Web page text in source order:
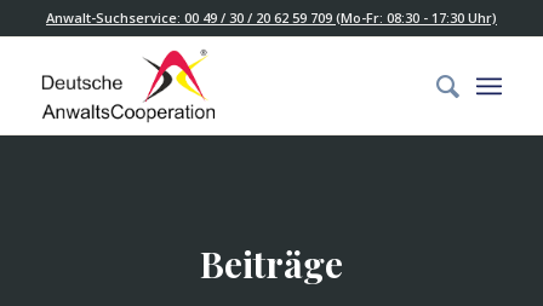
Anwalt-Suchservice: 00 49 / 30 / 20 62 59 709 (Mo-Fr: 08:30 - 17:30 Uhr)
Beiträge